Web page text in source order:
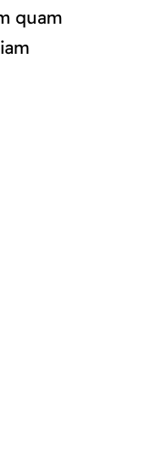
quam